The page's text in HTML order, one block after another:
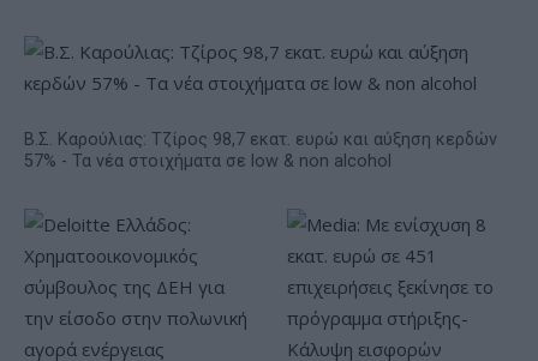
Β.Σ. Καρούλιας: Τζίρος 98,7 εκατ. ευρώ και αύξηση κερδών
57% - Τα νέα στοιχήματα σε low & non alcohol